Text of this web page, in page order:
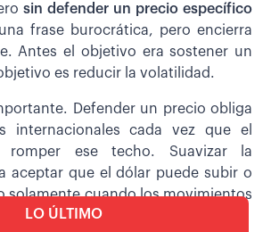
LO ÚLTIMO
sin defender un precio específico
frase burocrática, pero encierra
Antes el objetivo era sostener un
es reducir la volatilidad.
Defender un precio obliga
internacionales cada vez que el
romper ese techo. Suavizar la
aceptar que el dólar puede subir o
solamente cuando los movimientos
en pánico colectivo.